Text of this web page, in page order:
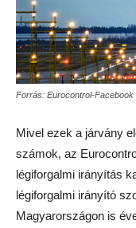
Forrás: Eurocontrol-Facebook
Mivel ezek a járvány
számok, az
légiforgalmi irányítás
légiforgalmi irányító
Magyarországon is